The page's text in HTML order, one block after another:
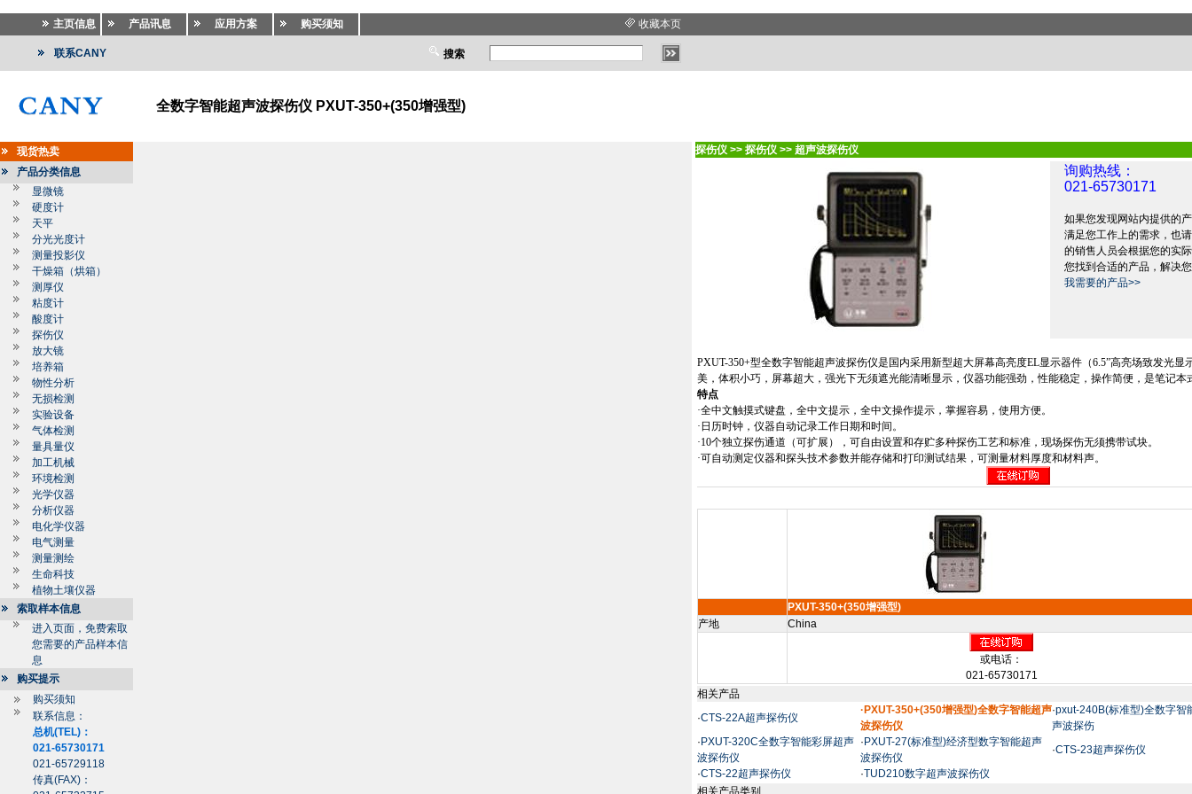
主页信息 产品讯息 应用方案 购买须知 收藏本页
联系CANY 搜索
全数字智能超声波探伤仪 PXUT-350+(350增强型)
现货热卖
产品分类信息
显微镜
硬度计
天平
分光光度计
测量投影仪
干燥箱（烘箱）
测厚仪
粘度计
酸度计
探伤仪
放大镜
培养箱
物性分析
无损检测
实验设备
气体检测
量具量仪
加工机械
环境检测
光学仪器
分析仪器
电化学仪器
电气测量
测量测绘
生命科技
植物土壤仪器
索取样本信息
进入页面，免费索取
您需要的产品样本信
息
购买提示
购买须知
联系信息：
总机(TEL)：
021-65730171
021-65729118
传真(FAX)：
探伤仪 >> 探伤仪 >> 超声波探伤仪
询购热线：
021-65730171
如果您发现网站内提供的
满足您工作上的需求，也
的销售人员会根据您的实
您找到合适的产品，解决
我需要的产品>>
PXUT-350+型全数字智能超声波探伤仪是国内采用新型超大屏幕高亮度EL显示器件（6.5”高亮场致发光显
美，体积小巧，屏幕超大，强光下无须遮光能清晰显示，仪器功能强劲，性能稳定，操作简便，是笔记本
特点
·全中文触摸式键盘，全中文提示，全中文操作提示，掌握容易，使用方便。
·日历时钟，仪器自动记录工作日期和时间。
·10个独立探伤通道（可扩展），可自由设置和存贮多种探伤工艺和标准，现场探伤无须携带试块。
·可自动测定仪器和探头技术参数并能存储和打印测试结果，可测量材料厚度和材料声。
PXUT-350+(350增强型)
产地
China
或电话：
021-65730171
相关产品
·CTS-22A超声探伤仪
·PXUT-350+(350增强型)全数字智能超声
波探伤仪
·pxut-240B(标准型)全数字智
声波探伤
· PXUT-320C全数字智能彩屏超声
波探伤仪
· PXUT-27(标准型)经济型数字智能超声
波探伤仪
·CTS-23超声探伤仪
·CTS-22超声探伤仪 ·TUD210数字超声波探伤仪
相关产品类别